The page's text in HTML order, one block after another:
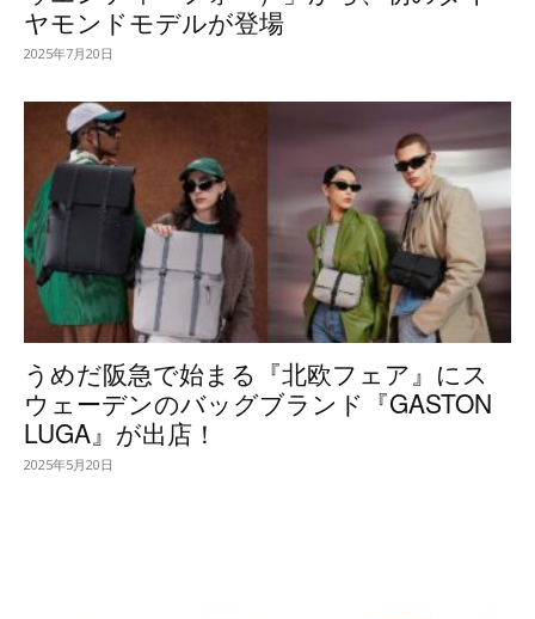
ヤモンドモデルが登場
2025年7月20日
うめだ阪急で始まる『北欧フェア』にス
ウェーデンのバッグブランド『GASTON
LUGA』が出店！
2025年5月20日